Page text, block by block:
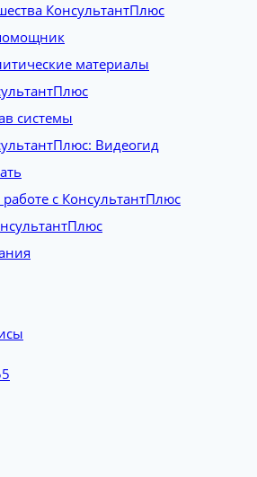
КонсультантПлюс
материалы
системы
Видеогид
с КонсультантПлюс